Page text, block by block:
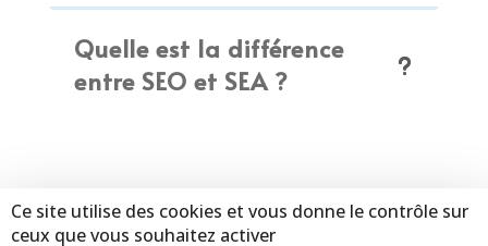
Quelle est la différence
entre SEO et SEA ?
Copyright © 2026 Atixit – SAS au capital de 7 000 € – 828 174 169
Ce site utilise des cookies et vous donne le contrôle sur
ceux que vous souhaitez activer